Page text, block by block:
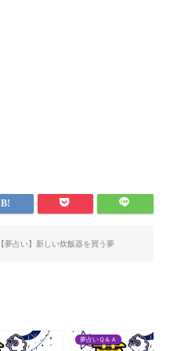
【夢占い】新しい炊飯器を買う夢
夢占いＱ＆Ａ